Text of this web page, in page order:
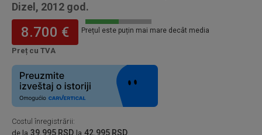
Dizel, 2012 god.
8.700 €
Preț cu TVA
Prețul este puțin mai mare decât media
Costul înregistrării:
de la 39.995 RSD la 42.995 RSD